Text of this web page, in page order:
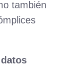
también